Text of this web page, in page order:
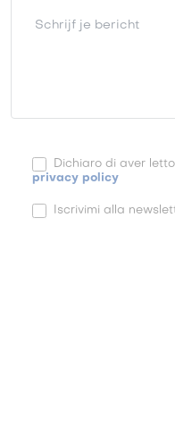
Schrijf je bericht
Dichiaro di aver
privacy policy
Iscrivimi alla